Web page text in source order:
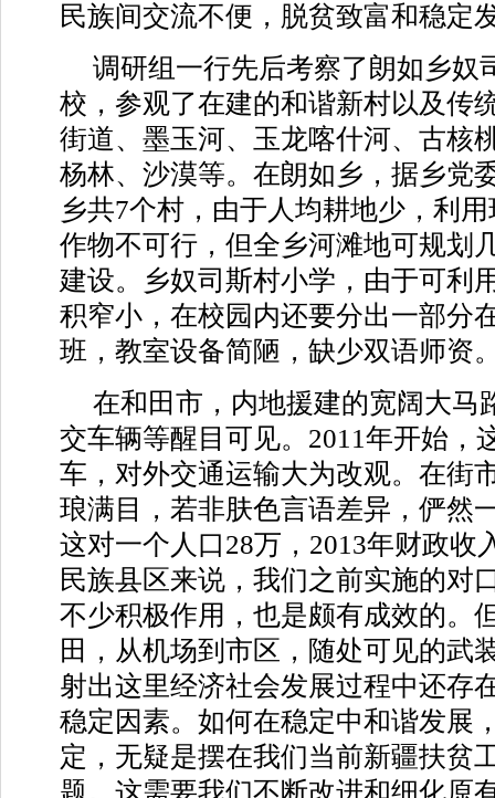
民族间交流不便，脱贫致富和稳定
调研组一行先后考察了朗如乡奴
校，参观了在建的和谐新村以及传
街道、墨玉河、玉龙喀什河、古核
杨林、沙漠等。在朗如乡，据乡党
乡共7个村，由于人均耕地少，利
作物不可行，但全乡河滩地可规划
建设。乡奴司斯村小学，由于可利
积窄小，在校园内还要分出一部分
班，教室设备简陋，缺少双语师资
在和田市，内地援建的宽阔大马
交车辆等醒目可见。2011年开始，
车，对外交通运输大为改观。在街
琅满目，若非肤色言语差异，俨然
这对一个人口28万，2013年财政收
民族县区来说，我们之前实施的对
不少积极作用，也是颇有成效的。
田，从机场到市区，随处可见的武
射出这里经济社会发展过程中还存
稳定因素。如何在稳定中和谐发展
定，无疑是摆在我们当前新疆扶贫
题。这需要我们不断改进和细化原